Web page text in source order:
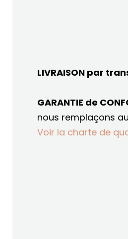
LIVRAISON par
GARANTIE de
nous remplaçons
Voir la charte de